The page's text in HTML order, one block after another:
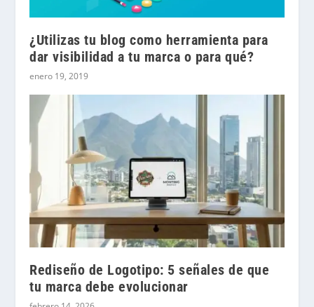
¿Utilizas tu blog como herramienta para
dar visibilidad a tu marca o para qué?
enero 19, 2019
Rediseño de Logotipo: 5 señales de que
tu marca debe evolucionar